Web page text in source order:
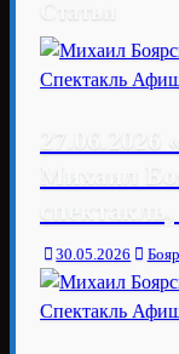
Михаил
спектакль,
30.05.2026